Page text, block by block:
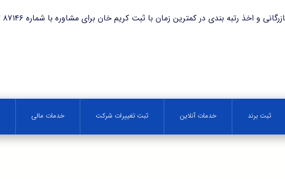
رتبه بندی در کمترین زمان با ثبت کریم خان برای مشاوره با شماره ۸۷۱۴۶ تماس حاصل فرمایید.
ثبت برند خدمات آنلاین ثبت تغییرات شرکت خدمات مالی